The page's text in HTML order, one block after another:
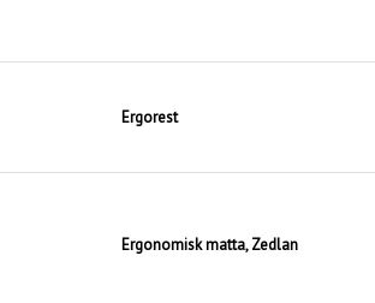
Ergorest
Ergonomisk matta, Zedlan